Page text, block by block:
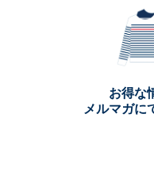
お得な
メルマガに